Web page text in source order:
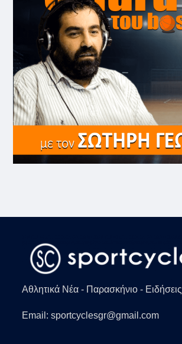
Αθλητικά Νέα - Παρασκήνιο - Ειδήσεις
Email: sportcyclesgr@gmail.com